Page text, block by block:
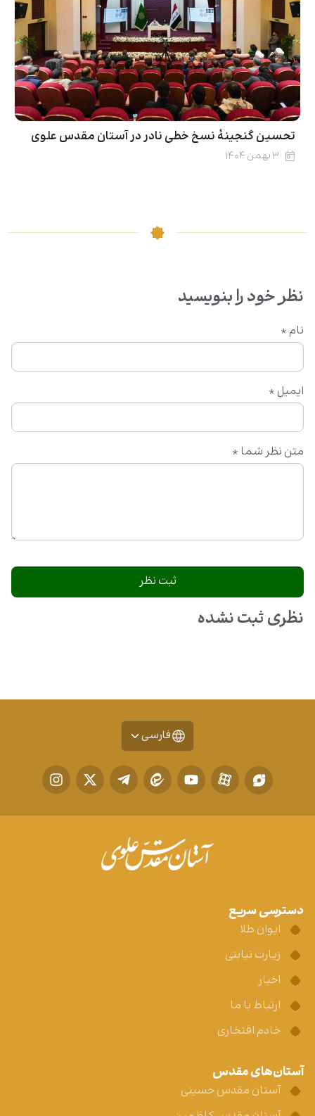
تحسین گنجینۀ نسخ خطی نادر در آستان مقدس علوی
۳ بهمن ۱۴۰۴
نظر خود را بنویسید
متن نظر شما *
نام *
ایمیل *
نظری ثبت نشده
فارسی
دسترسی سریع
ایوان طلا
زیارت نیابتی
اخبار
ارتباط با ما
خادم افتخاری
آستان‌های مقدس
آستان مقدس حسینی